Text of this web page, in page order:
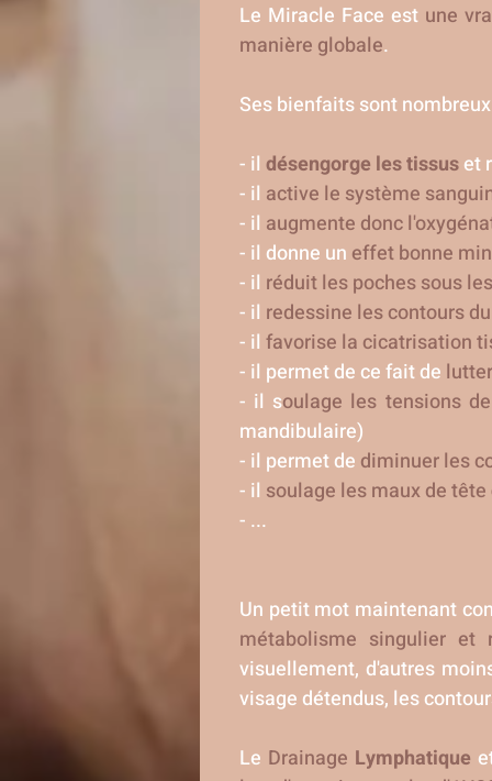
Le Miracle Face est une
manière globale.
Ses bienfaits sont
- il désengorge les tissuset r
- il active le système
- il augmente donc
- il donne un effet bonne
- il réduit les poches sous
- il redessine les contours
- il favorise la cicatrisation
- il permet de ce fait de
- il soulage les tensions
mandibulaire)
- il permet de diminuer les
- il soulage les maux de tête
- ...
Un petit mot maintenant
métabolisme singulier et
visuellement, d'autres
visage détendus, les
Le Drainage Lymphatique